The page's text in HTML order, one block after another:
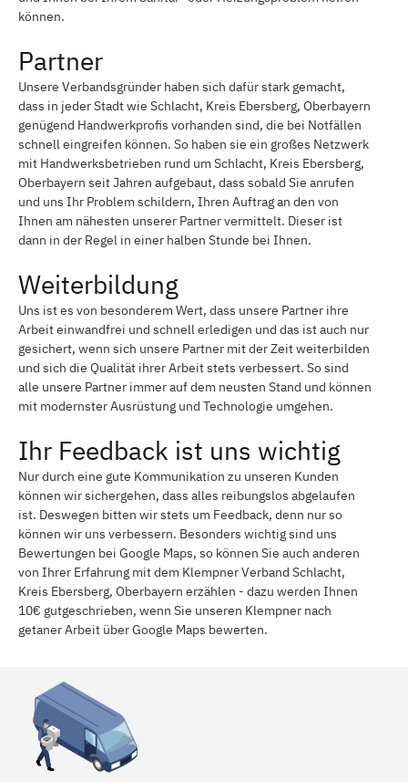
können.
Partner
Unsere Verbandsgründer haben sich dafür stark gemacht,
dass in jeder Stadt wie Schlacht, Kreis Ebersberg, Oberbayern
genügend Handwerkprofis vorhanden sind, die bei Notfällen
schnell eingreifen können. So haben sie ein großes Netzwerk
mit Handwerksbetrieben rund um Schlacht, Kreis Ebersberg,
Oberbayern seit Jahren aufgebaut, dass sobald Sie anrufen
und uns Ihr Problem schildern, Ihren Auftrag an den von
Ihnen am nähesten unserer Partner vermittelt. Dieser ist
dann in der Regel in einer halben Stunde bei Ihnen.
Weiterbildung
Uns ist es von besonderem Wert, dass unsere Partner ihre
Arbeit einwandfrei und schnell erledigen und das ist auch nur
gesichert, wenn sich unsere Partner mit der Zeit weiterbilden
und sich die Qualität ihrer Arbeit stets verbessert. So sind
alle unsere Partner immer auf dem neusten Stand und können
mit modernster Ausrüstung und Technologie umgehen.
Ihr Feedback ist uns wichtig
Nur durch eine gute Kommunikation zu unseren Kunden
können wir sichergehen, dass alles reibungslos abgelaufen
ist. Deswegen bitten wir stets um Feedback, denn nur so
können wir uns verbessern. Besonders wichtig sind uns
Bewertungen bei Google Maps, so können Sie auch anderen
von Ihrer Erfahrung mit dem Klempner Verband Schlacht,
Kreis Ebersberg, Oberbayern erzählen - dazu werden Ihnen
10€ gutgeschrieben, wenn Sie unseren Klempner nach
getaner Arbeit über Google Maps bewerten.